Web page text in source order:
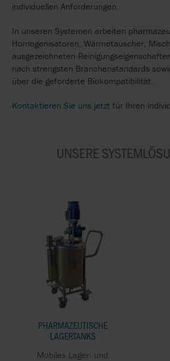
individuellen Anforderungen.
In unseren Systemen arbeiten
Homogenisatoren, Wärmetauscher,
ausgezeichneten
nach strengsten Branchenstandards
über die geforderte Biokompatibilität.
Kontaktieren Sie uns jetzt für Ihren
UNSERE
PHARMAZEUTISCHE
LAGERTANKS
Mobiles Lager- und